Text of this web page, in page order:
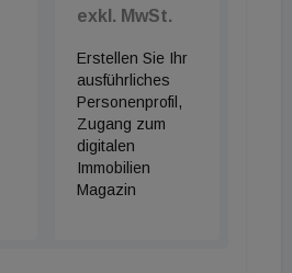
exkl. MwSt.
Erstellen Sie Ihr
ausführliches
Personenprofil,
Zugang zum
digitalen
Immobilien
Magazin